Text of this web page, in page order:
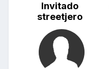
Invitado
streetjero